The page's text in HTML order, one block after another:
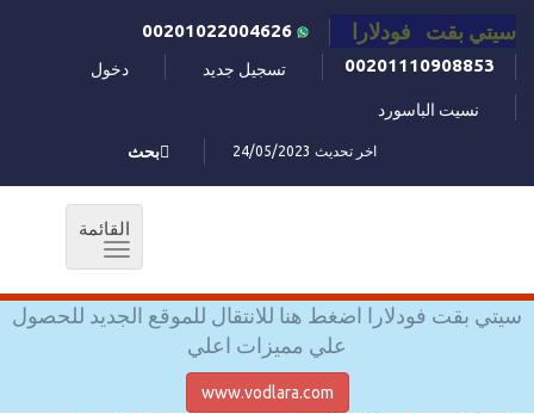
سيتي بقت فودلارا
00201110908853
تسجيل جديد دخول
نسيت الباسورد
اخر تحديث 24/05/2023 بحث
القائمة
Toggle
سيتي بقت فودلارا اضغط هنا للانتقال للموقع الجديد للحصول
علي مميزات اعلي
www.vodlara.com